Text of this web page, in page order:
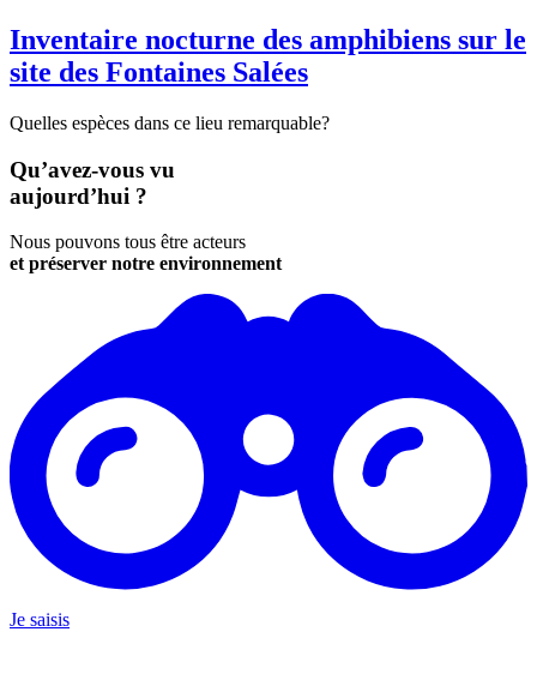
Inventaire nocturne des amphibiens sur le
site des Fontaines Salées
Quelles espèces dans ce lieu remarquable?
Qu’avez-vous vu
aujourd’hui ?
Nous pouvons tous être acteurs
et préserver notre environnement
Je saisis